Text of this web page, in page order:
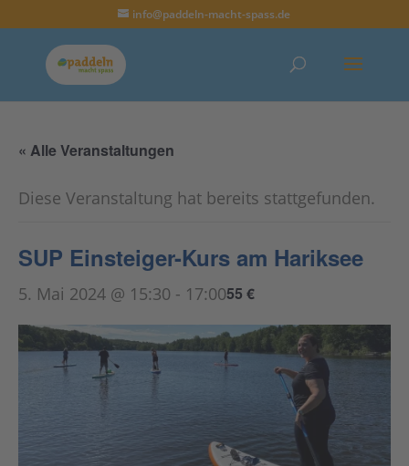
info@paddeln-macht-spass.de
« Alle Veranstaltungen
Diese Veranstaltung hat bereits stattgefunden.
SUP Einsteiger-Kurs am Hariksee
5. Mai 2024 @ 15:30 - 17:0055 €